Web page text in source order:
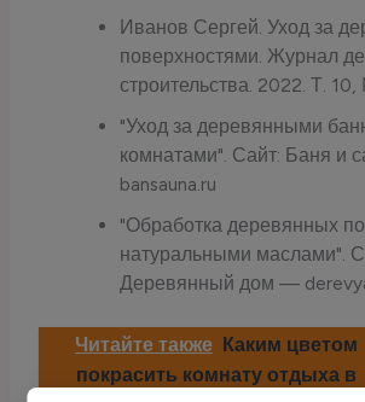
Иванов Сергей. Уход за
поверхностями. Журнал
строительства. 2022. Т.
"Уход за деревянными
комнатами". Сайт: Баня и
bansauna.ru
"Обработка деревянных
натуральными маслами".
Деревянный дом —
Читайте также
Каким цветом
покрасить комнату отдыха в